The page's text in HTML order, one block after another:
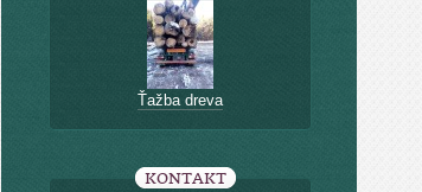
Ťažba dreva
KONTAKT